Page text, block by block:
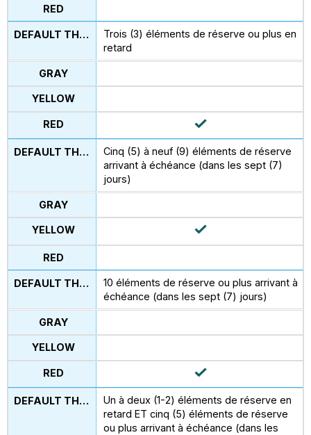
Trois (3) éléments de réserve ou plus en
retard
Cinq (5) à neuf (9) éléments de réserve
arrivant à échéance (dans les sept (7)
jours)
10 éléments de réserve ou plus arrivant à
échéance (dans les sept (7) jours)
Un à deux (1-2) éléments de réserve en
retard ET cinq (5) éléments de réserve
ou plus arrivant à échéance (dans les